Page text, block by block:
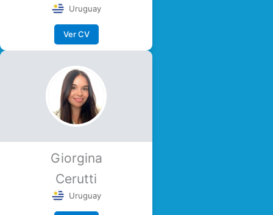
Uruguay
Ver CV
Giorgina
Cerutti
Uruguay